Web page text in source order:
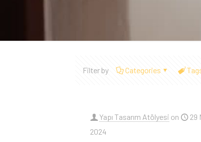
Filter by Categories
Yapı Tasarım Atölyesi on
29
2024